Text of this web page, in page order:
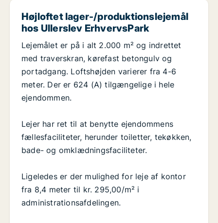
Højloftet lager-/produktionslejemål
hos Ullerslev ErhvervsPark
Lejemålet er på i alt 2.000 m² og indrettet
med traverskran, kørefast betongulv og
portadgang. Loftshøjden varierer fra 4-6
meter. Der er 624 (A) tilgængelige i hele
ejendommen.
Lejer har ret til at benytte ejendommens
fællesfaciliteter, herunder toiletter, tekøkken,
bade- og omklædningsfaciliteter.
Ligeledes er der mulighed for leje af kontor
fra 8,4 meter til kr. 295,00/m² i
administrationsafdelingen.